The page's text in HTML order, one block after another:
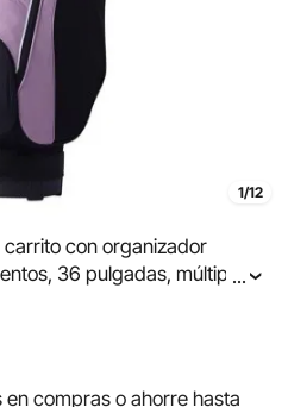
1/12
carrito con organizador
36 pulgadas, múltiples
con asas, funda
...
en compras o ahorre hasta